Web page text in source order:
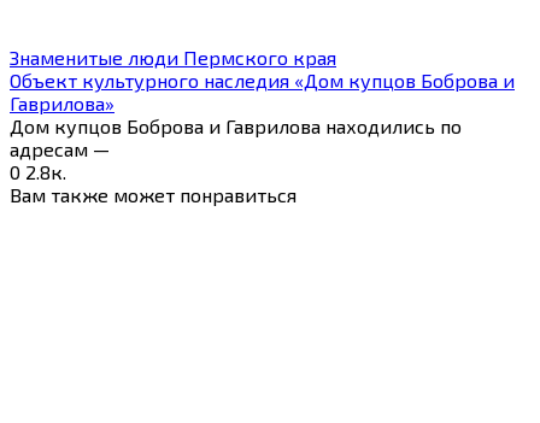
Знаменитые люди Пермского края
Объект культурного наследия «Дом купцов Боброва и
Гаврилова»
Дом купцов Боброва и Гаврилова находились по
адресам —
0 2.8к.
Вам также может понравиться